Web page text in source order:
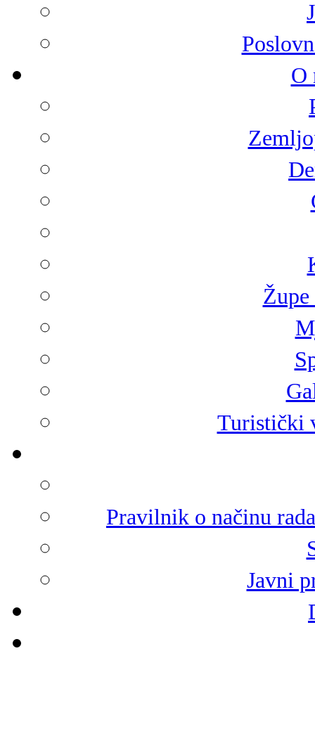
O
Turistički
Pravilnik o načinu
Javni